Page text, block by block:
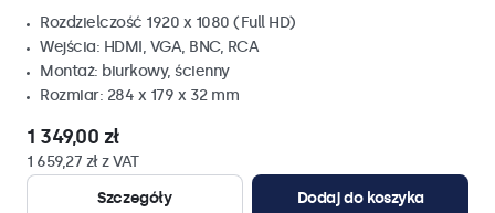
Rozdzielczość 1920 x 1080 (Full HD)
Wejścia: HDMI, VGA, BNC, RCA
Montaż: biurkowy, ścienny
Rozmiar: 284 x 179 x 32 mm
1 349,00 zł
1 659,27 zł z VAT
Szczegóły
Dodaj do koszyka